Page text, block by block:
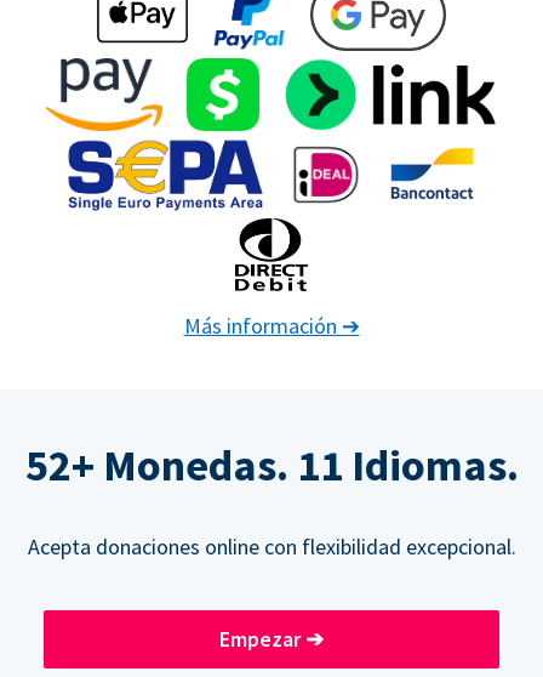
Más información ➔
52+ Monedas. 11 Idiomas.
Acepta donaciones online con flexibilidad excepcional.
Empezar➔